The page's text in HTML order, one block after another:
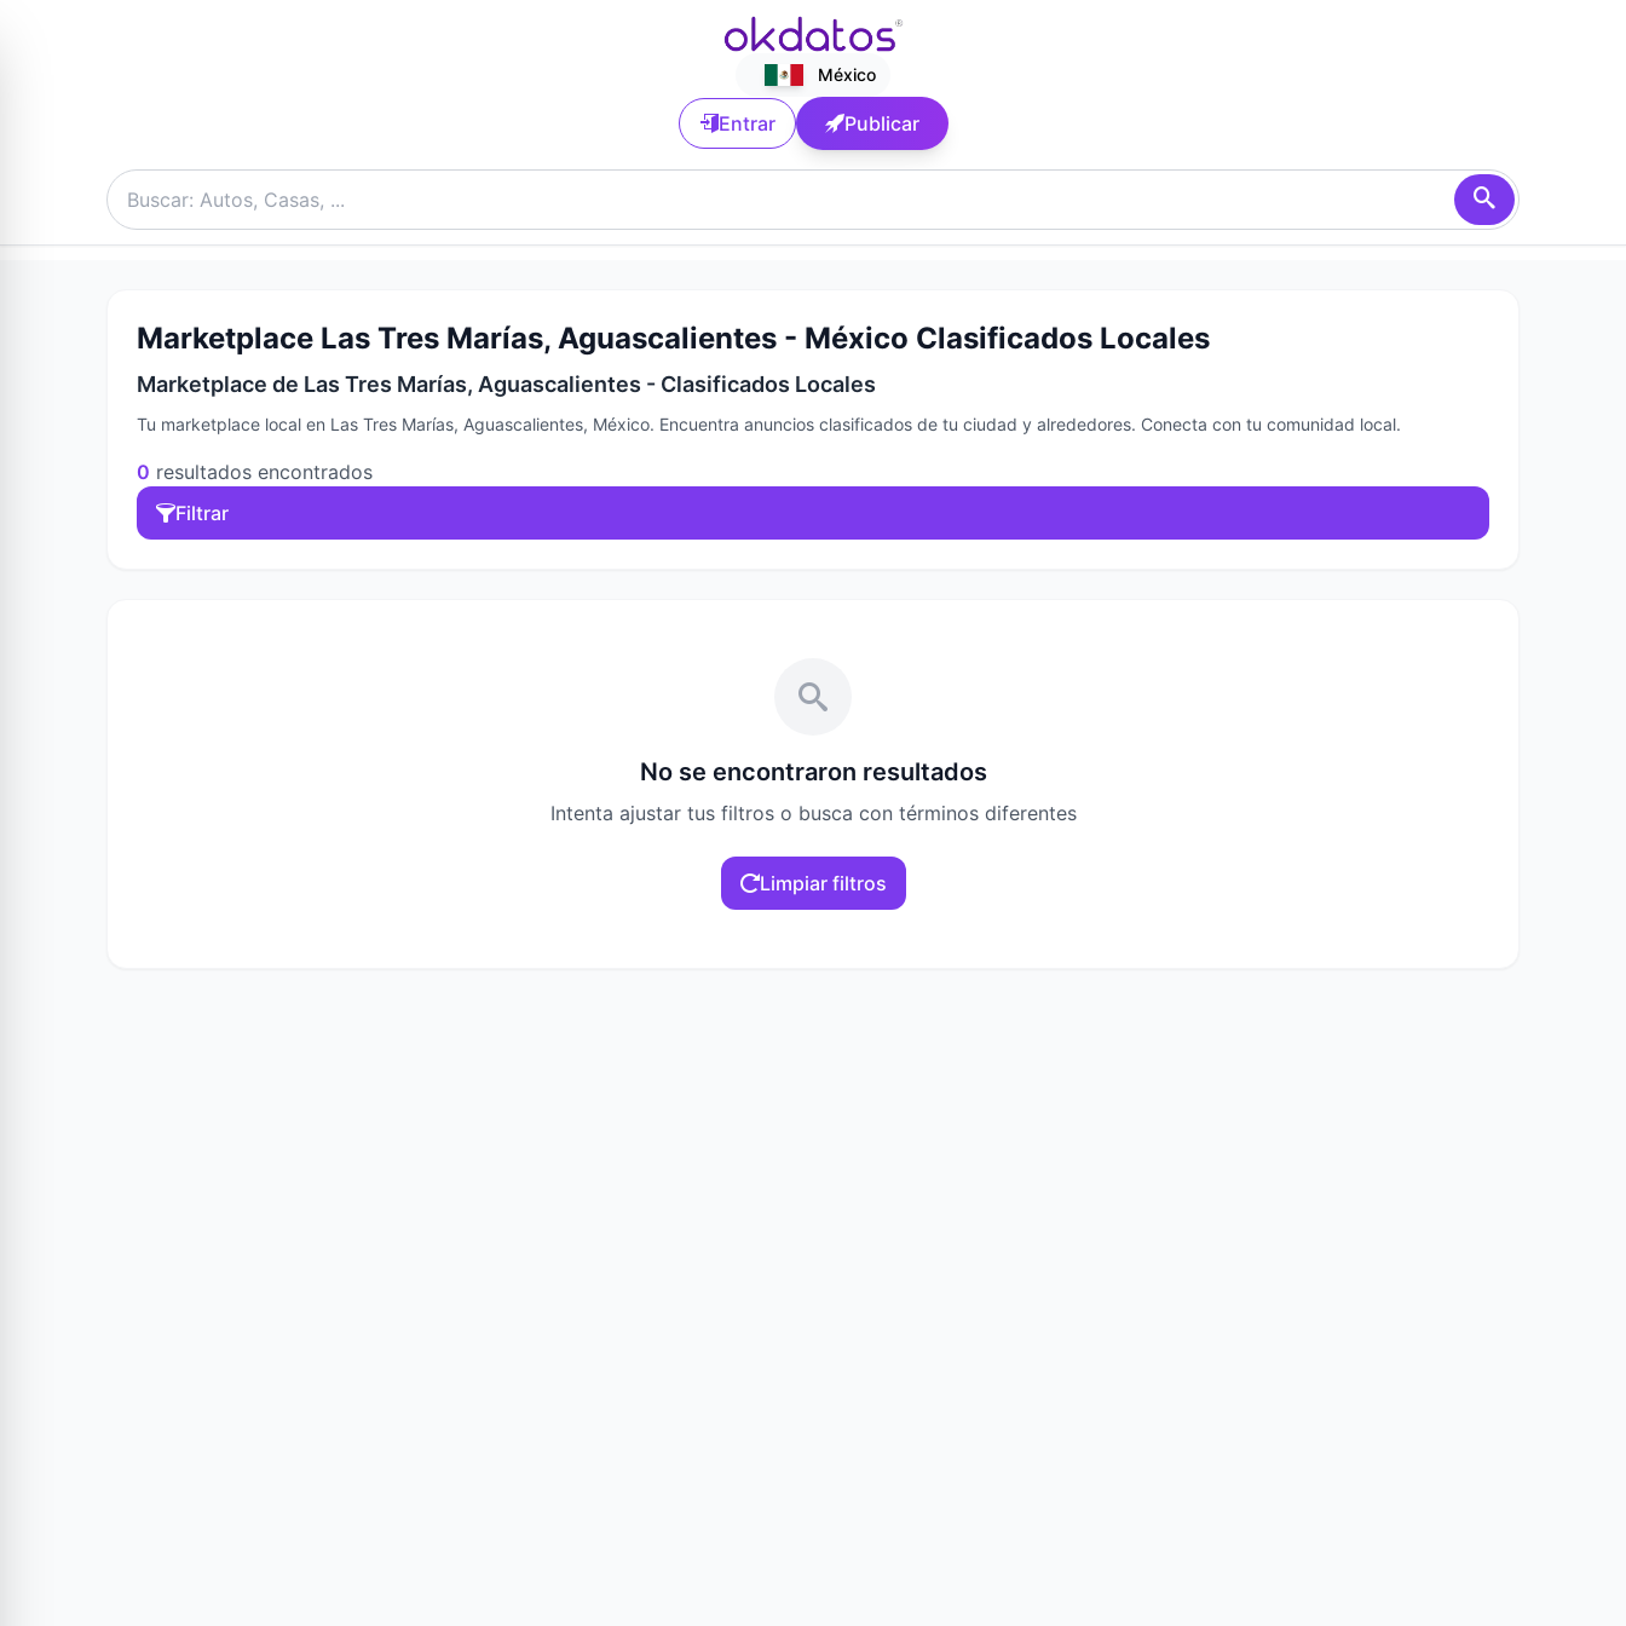
México
Entrar Publicar
Marketplace Las Tres Marías, Aguascalientes - México Clasificados Locales
Marketplace de Las Tres Marías, Aguascalientes - Clasificados Locales
Tu marketplace local en Las Tres Marías, Aguascalientes, México. Encuentra anuncios clasificados de tu ciudad y alrededores. Conecta con tu comunidad local.
0 resultados encontrados
Filtrar
No se encontraron resultados
Intenta ajustar tus filtros o busca con términos diferentes
Limpiar filtros